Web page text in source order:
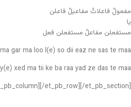
مفعولُ فاعلاتُ مفاعیلُ فاعلن
یا
مستفعلن مفاعلُ مستفعلن فعل
gar ma loo l(e) so dii eaz ne sas te maa
xed ma tii ke ba raa yad ze das te maa
et_pb_row][/et_pb_section]